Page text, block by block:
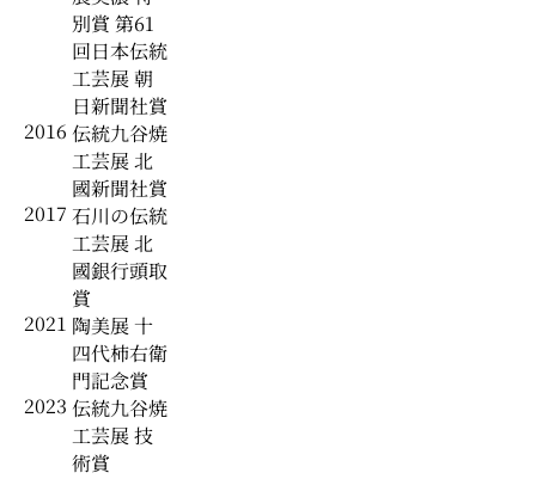
別賞 第61
回日本伝統
工芸展 朝
日新聞社賞
2016 伝統九谷焼
工芸展 北
國新聞社賞
2017 石川の伝統
工芸展 北
國銀行頭取
賞
2021 陶美展 十
四代柿右衛
門記念賞
2023 伝統九谷焼
工芸展 技
術賞